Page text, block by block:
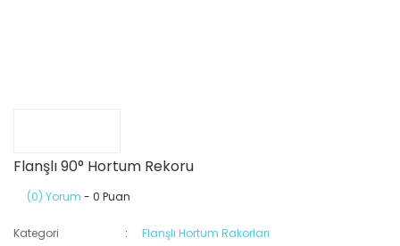
Flanşlı 90° Hortum Rekoru
(0) Yorum - 0 Puan
Kategori
Flanşlı Hortum Rakorları